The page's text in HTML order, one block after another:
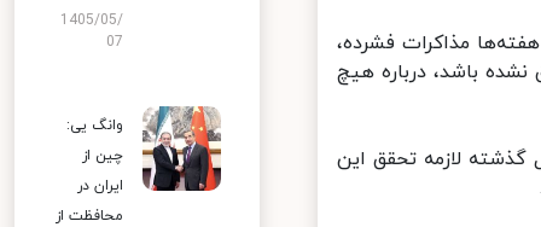
مذاکرات فشرده،
باشد، درباره هیچ
خودداری از زیاده‌خواهی و توجه به تجربه ۴ سال گذشته لازمه تحقق این
1405/05/
07
وانگ یی:
چین از
ایران در
محافظت از